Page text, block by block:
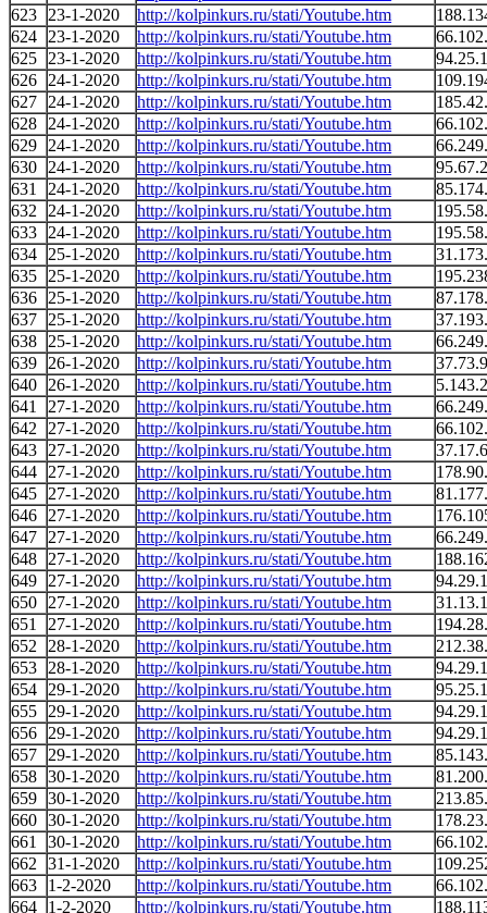
623
23-1-2020 http://kolpinkurs.ru/stati/Youtube.htm
624
23-1-2020 http://kolpinkurs.ru/stati/Youtube.htm
625
23-1-2020 http://kolpinkurs.ru/stati/Youtube.htm
626
24-1-2020 http://kolpinkurs.ru/stati/Youtube.htm
627
24-1-2020 http://kolpinkurs.ru/stati/Youtube.htm
628
24-1-2020 http://kolpinkurs.ru/stati/Youtube.htm
629
24-1-2020 http://kolpinkurs.ru/stati/Youtube.htm
630
24-1-2020 http://kolpinkurs.ru/stati/Youtube.htm
631
24-1-2020 http://kolpinkurs.ru/stati/Youtube.htm
632
24-1-2020 http://kolpinkurs.ru/stati/Youtube.htm
633
24-1-2020 http://kolpinkurs.ru/stati/Youtube.htm
634
25-1-2020 http://kolpinkurs.ru/stati/Youtube.htm
635
25-1-2020 http://kolpinkurs.ru/stati/Youtube.htm
636
25-1-2020 http://kolpinkurs.ru/stati/Youtube.htm
637
25-1-2020 http://kolpinkurs.ru/stati/Youtube.htm
638
25-1-2020 http://kolpinkurs.ru/stati/Youtube.htm
639
26-1-2020 http://kolpinkurs.ru/stati/Youtube.htm
640
26-1-2020 http://kolpinkurs.ru/stati/Youtube.htm
641
27-1-2020 http://kolpinkurs.ru/stati/Youtube.htm
642
27-1-2020 http://kolpinkurs.ru/stati/Youtube.htm
643
27-1-2020 http://kolpinkurs.ru/stati/Youtube.htm
644
27-1-2020 http://kolpinkurs.ru/stati/Youtube.htm
645
27-1-2020 http://kolpinkurs.ru/stati/Youtube.htm
646
27-1-2020 http://kolpinkurs.ru/stati/Youtube.htm
647
27-1-2020 http://kolpinkurs.ru/stati/Youtube.htm
648
27-1-2020 http://kolpinkurs.ru/stati/Youtube.htm
649
27-1-2020 http://kolpinkurs.ru/stati/Youtube.htm
650
27-1-2020 http://kolpinkurs.ru/stati/Youtube.htm
651
27-1-2020 http://kolpinkurs.ru/stati/Youtube.htm
652
28-1-2020 http://kolpinkurs.ru/stati/Youtube.htm
653
28-1-2020 http://kolpinkurs.ru/stati/Youtube.htm
654
29-1-2020 http://kolpinkurs.ru/stati/Youtube.htm
655
29-1-2020 http://kolpinkurs.ru/stati/Youtube.htm
656
29-1-2020 http://kolpinkurs.ru/stati/Youtube.htm
657
29-1-2020 http://kolpinkurs.ru/stati/Youtube.htm
658 30-1-2020 http://kolpinkurs.ru/stati/Youtube.htm
659 30-1-2020 http://kolpinkurs.ru/stati/Youtube.htm
660 30-1-2020 http://kolpinkurs.ru/stati/Youtube.htm
661
30-1-2020 http://kolpinkurs.ru/stati/Youtube.htm
662
31-1-2020 http://kolpinkurs.ru/stati/Youtube.htm
663
1-2-2020 http://kolpinkurs.ru/stati/Youtube.htm
664
1-2-2020 http://kolpinkurs.ru/stati/Youtube.htm